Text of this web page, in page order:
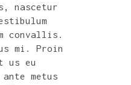
nascetur
convallis.
mi. Proin
us eu
metus